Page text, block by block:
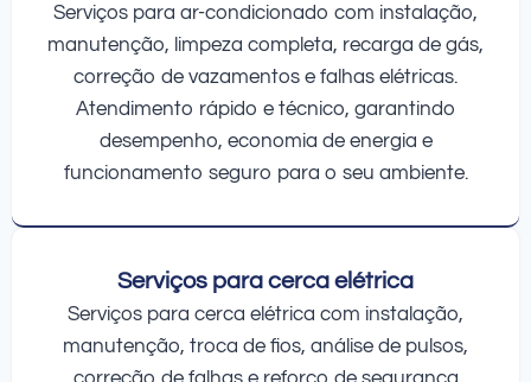
Serviços para ar-condicionado com instalação,
manutenção, limpeza completa, recarga de gás,
correção de vazamentos e falhas elétricas.
Atendimento rápido e técnico, garantindo
desempenho, economia de energia e
funcionamento seguro para o seu ambiente.
Serviços para cerca elétrica
Serviços para cerca elétrica com instalação,
manutenção, troca de fios, análise de pulsos,